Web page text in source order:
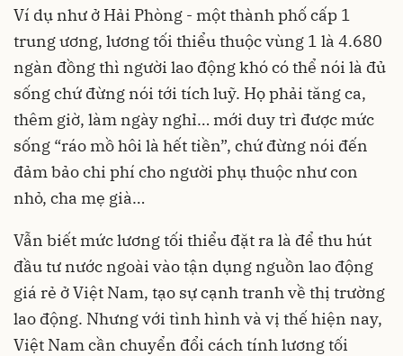
Ví dụ như ở Hải Phòng - một thành phố cấp 1
trung ương, lương tối thiểu thuộc vùng 1 là 4.680
ngàn đồng thì người lao động khó có thể nói là đủ
sống chứ đừng nói tới tích luỹ. Họ phải tăng ca,
thêm giờ, làm ngày nghỉ… mới duy trì được mức
sống “ráo mồ hôi là hết tiền”, chứ đừng nói đến
đảm bảo chi phí cho người phụ thuộc như con
nhỏ, cha mẹ già…
Vẫn biết mức lương tối thiểu đặt ra là để thu hút
đầu tư nước ngoài vào tận dụng nguồn lao động
giá rẻ ở Việt Nam, tạo sự cạnh tranh về thị trường
lao động. Nhưng với tình hình và vị thế hiện nay,
Việt Nam cần chuyển đổi cách tính lương tối